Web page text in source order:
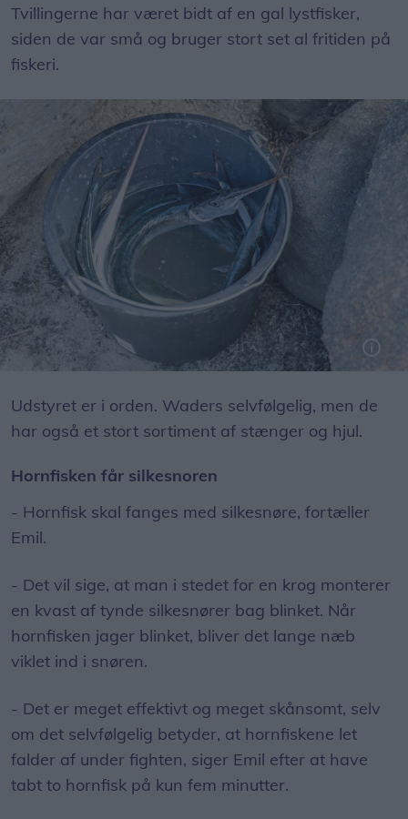
Tvillingerne har været bidt af en gal lystfisker,
siden de var små og bruger stort set al fritiden på
fiskeri.
Udstyret er i orden. Waders selvfølgelig, men de
har også et stort sortiment af stænger og hjul.
Hornfisken får silkesnoren
- Hornfisk skal fanges med silkesnøre, fortæller
Emil.
- Det vil sige, at man i stedet for en krog monterer
en kvast af tynde silkesnører bag blinket. Når
hornfisken jager blinket, bliver det lange næb
viklet ind i snøren.
- Det er meget effektivt og meget skånsomt, selv
om det selvfølgelig betyder, at hornfiskene let
falder af under fighten, siger Emil efter at have
tabt to hornfisk på kun fem minutter.